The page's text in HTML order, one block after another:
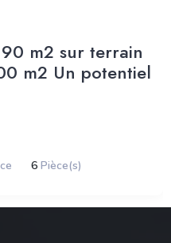
m2 sur terrain
m2 Un potentiel
6 Pièce(s)